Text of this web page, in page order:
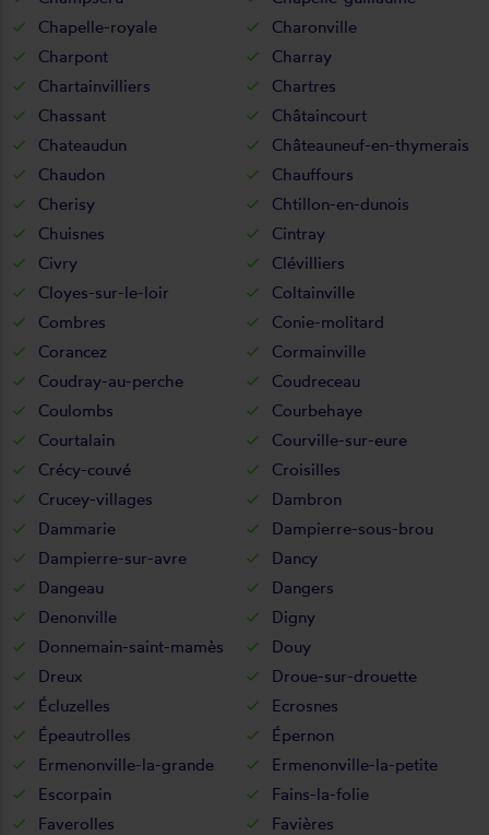
Chapelle-royale
Charonville
Charpont
Charray
Chartainvilliers
Chartres
Chassant
Châtaincourt
Chateaudun
Châteauneuf-en-thymerais
Chaudon
Chauffours
Cherisy
Chtillon-en-dunois
Chuisnes
Cintray
Civry
Clévilliers
Cloyes-sur-le-loir
Coltainville
Combres
Conie-molitard
Corancez
Cormainville
Coudray-au-perche
Coudreceau
Coulombs
Courbehaye
Courtalain
Courville-sur-eure
Crécy-couvé
Croisilles
Crucey-villages
Dambron
Dammarie
Dampierre-sous-brou
Dampierre-sur-avre
Dancy
Dangeau
Dangers
Denonville
Digny
Donnemain-saint-mamès
Douy
Dreux
Droue-sur-drouette
Écluzelles
Ecrosnes
Épeautrolles
Épernon
Ermenonville-la-grande
Ermenonville-la-petite
Escorpain
Fains-la-folie
Faverolles
Favières